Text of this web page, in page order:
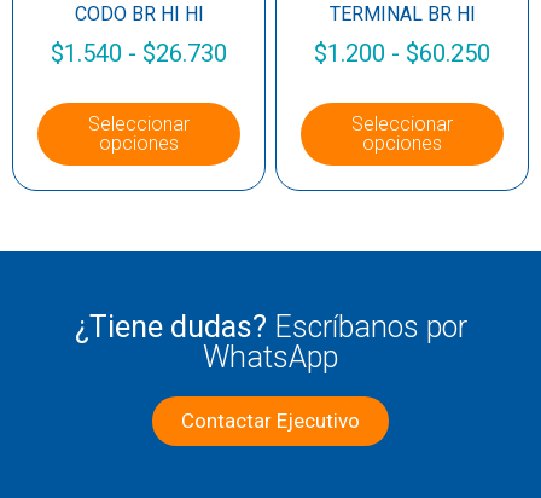
CODO BR HI HI
$1.540 - $26.730
Seleccionar
opciones
TERMINAL BR HI
$1.200 - $60.250
Seleccionar
opciones
¿Tiene dudas? Escríbanos por
WhatsApp
Contactar Ejecutivo